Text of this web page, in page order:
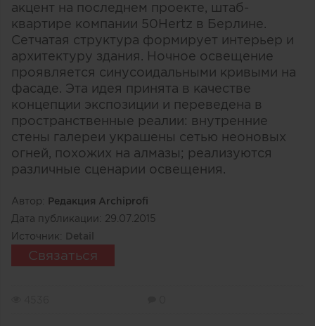
акцент на последнем проекте, штаб-
квартире компании 50Hertz в Берлине.
Сетчатая структура формирует интерьер и
архитектуру здания. Ночное освещение
проявляется синусоидальными кривыми на
фасаде. Эта идея принята в качестве
концепции экспозиции и переведена в
пространственные реалии: внутренние
стены галереи украшены сетью неоновых
огней, похожих на алмазы; реализуются
различные сценарии освещения.
Автор: Редакция Archiprofi
Дата публикации: 29.07.2015
Источник: Detail
Связаться